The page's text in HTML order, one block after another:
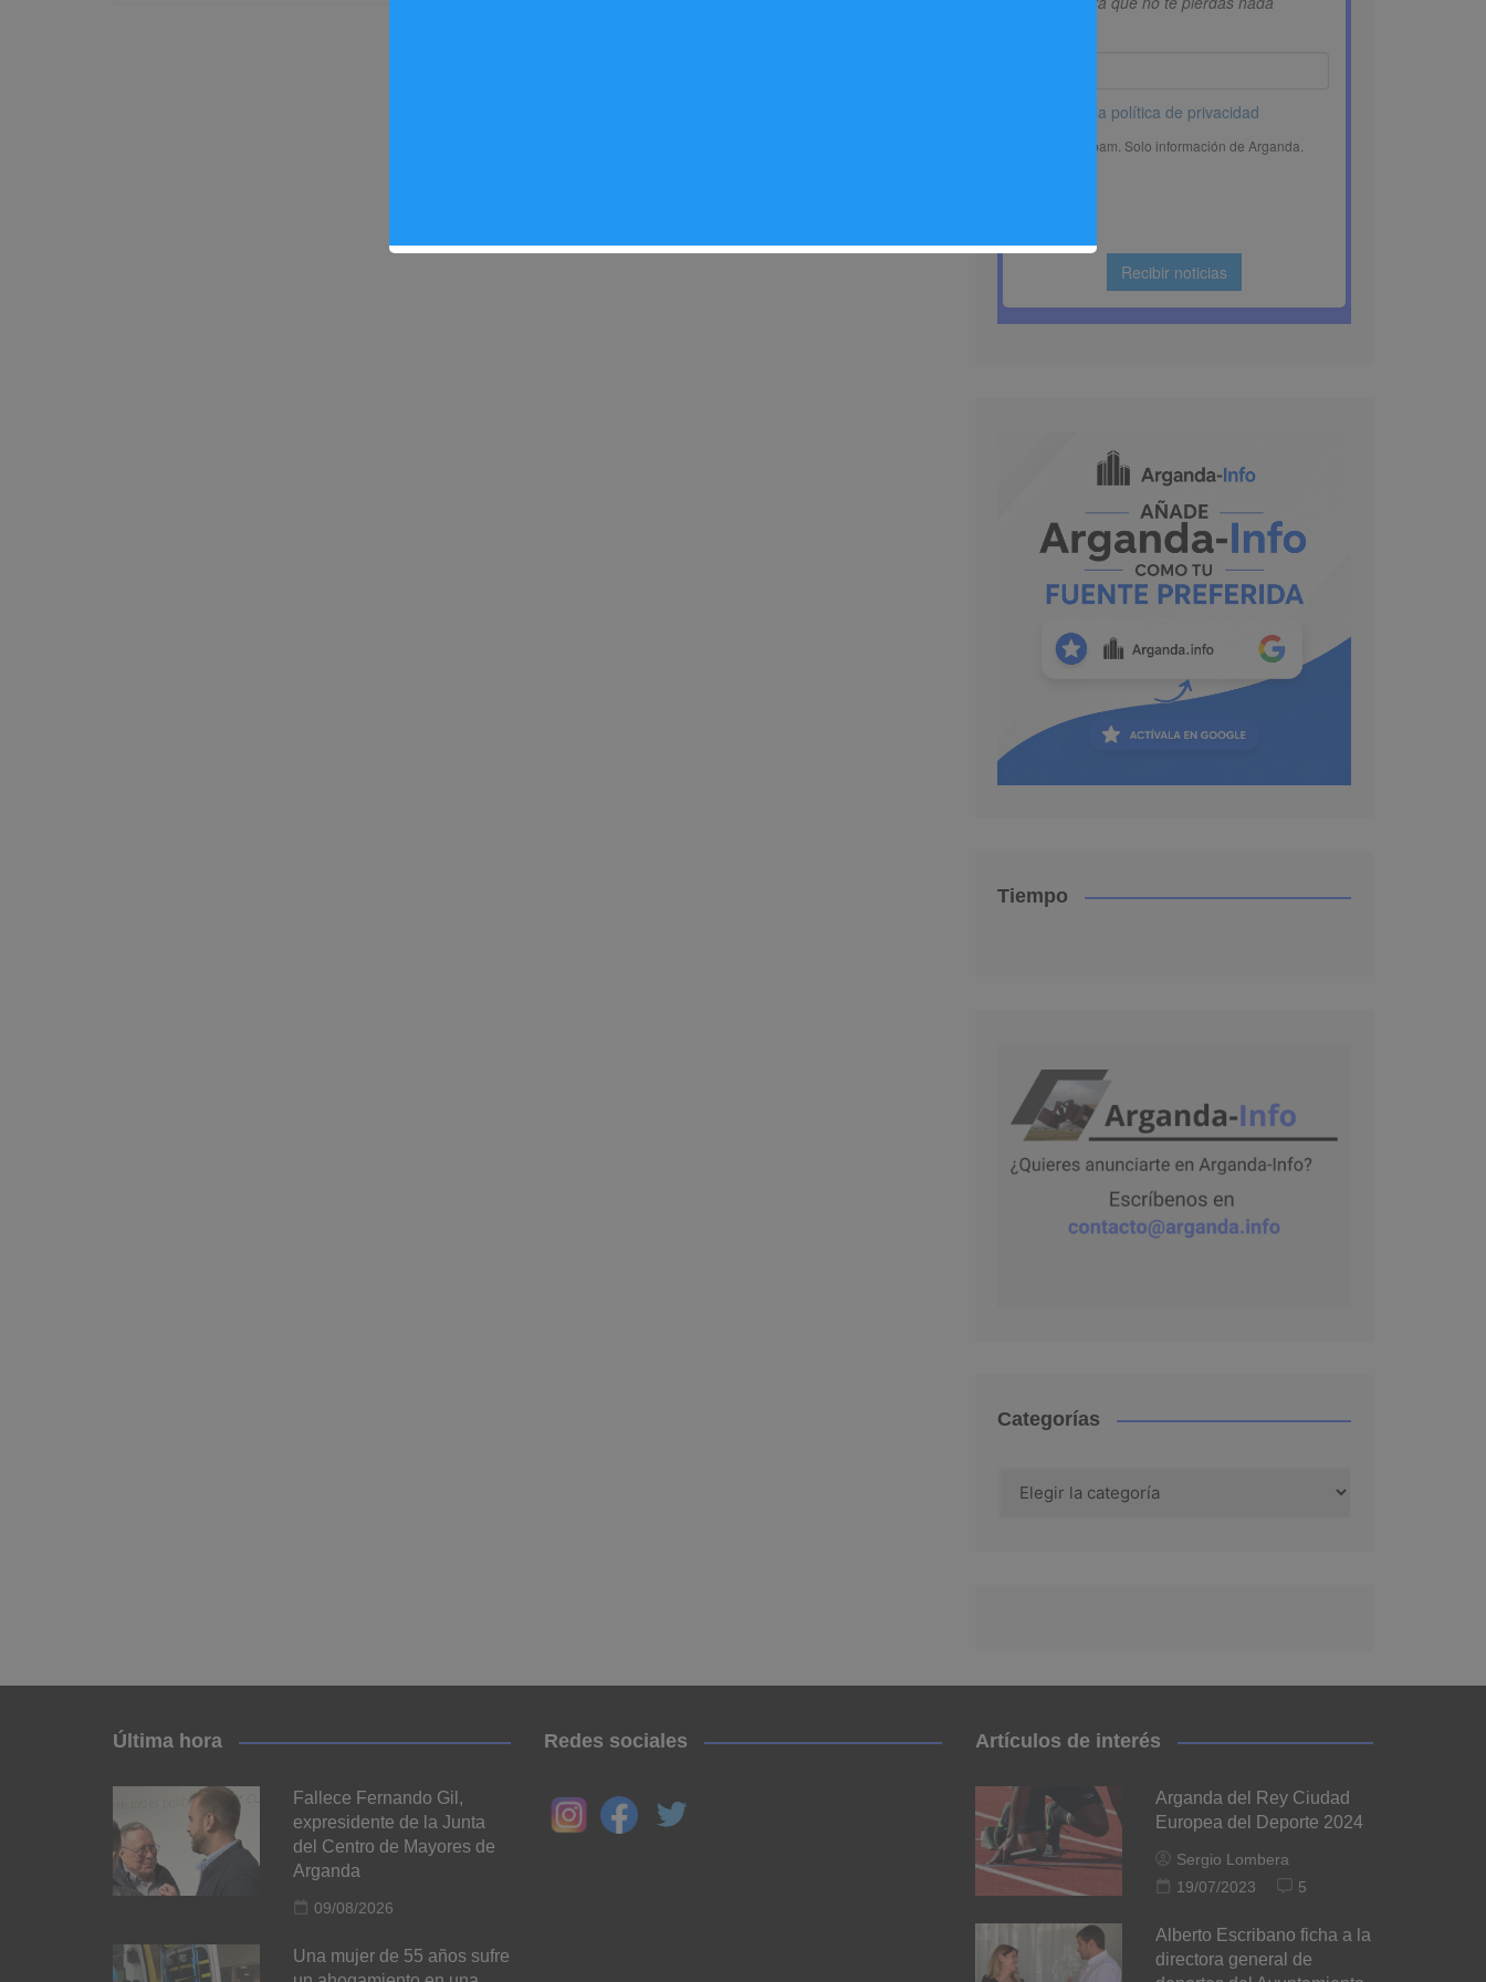
Tiempo
Categorías
Última hora
Fallece Fernando Gil,
expresidente de la Junta
del Centro de Mayores de
Arganda
09/08/2026
Una mujer de 55 años sufre
Redes sociales Artículos de interés
Arganda del Rey Ciudad
Europea del Deporte 2024
Sergio Lombera
19/07/2023
5
Alberto Escribano ficha a la
directora general de